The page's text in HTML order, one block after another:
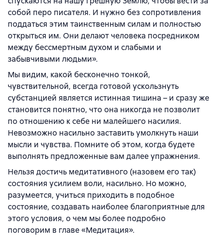
собой перо писателя. И нужно без сопротивления
поддаться этим таинственным силам и полностью
открыться им. Они делают человека посредником
между бессмертным духом и слабыми и
забывчивыми людьми».
Мы видим, какой бесконечно тонкой,
чувствительной, всегда готовой ускользнуть
субстанцией является истинная тишина – и сразу же
становится понятно, что она никогда не позволит
по отношению к себе ни малейшего насилия.
Невозможно насильно заставить умолкнуть наши
мысли и чувства. Помните об этом, когда будете
выполнять предложенные вам далее упражнения.
Нельзя достичь медитативного (назовем его так)
состояния усилием воли, насильно. Но можно,
разумеется, учиться приходить в подобное
состояние, создавать наиболее благоприятные для
этого условия, о чем мы более подробно
поговорим в главе «Медитация».